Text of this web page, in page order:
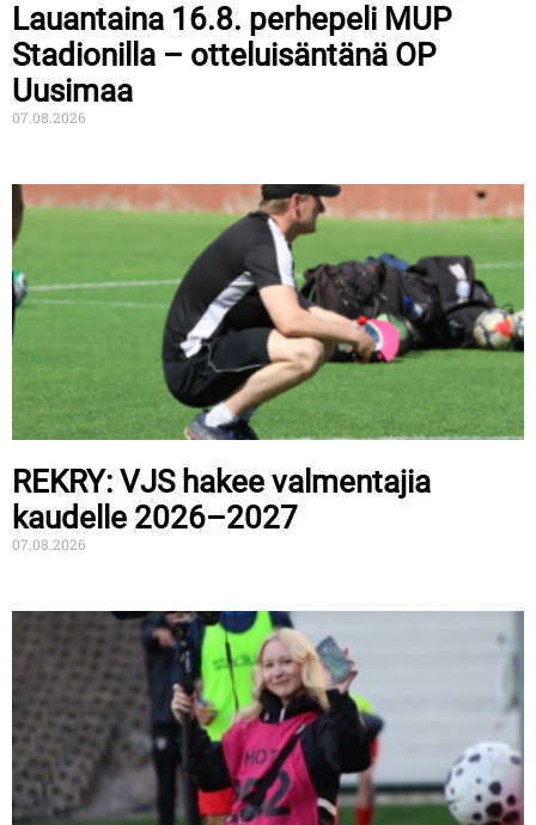
Lauantaina 16.8. perhepeli MUP
Stadionilla – otteluisäntänä OP
Uusimaa
07.08.2026
REKRY: VJS hakee valmentajia
kaudelle 2026–2027
07.08.2026